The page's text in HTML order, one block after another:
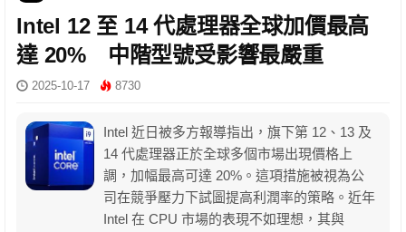
Intel 12 至 14 代處理器全球加價最高
達 20% 中階型號受影響最嚴重
2025-10-17 8730
Intel 近日被多方報導指出，旗下第 12、13 及
14 代處理器正於全球多個市場出現價格上
調，加幅最高可達 20%。這項措施被視為公
司在競爭壓力下試圖提高利潤率的策略。近年
Intel 在 CPU 市場的表現不如理想，其與